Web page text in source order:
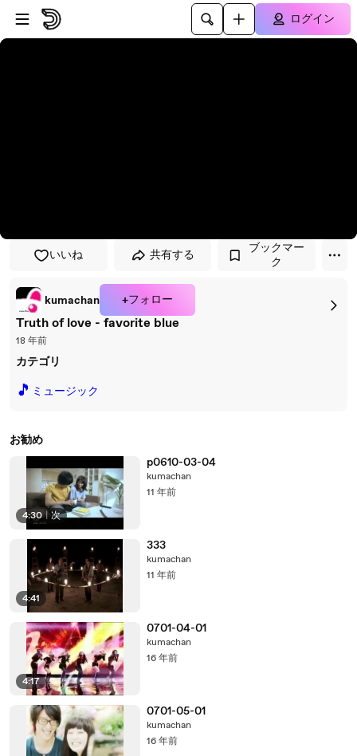
プレイヤーにスキップ
メインコンテンツにスキップ
ログイン
いいね 共有する
ブックマー
ク
kumachan +フォロー
Truth of love - favorite blue
18 年前
カテゴリ
🎵 ミュージック
お勧め
4:30 | 次
p0610-03-04
kumachan
11 年前
4:41
333
kumachan
11 年前
4:17
0701-04-01
kumachan
16 年前
0701-05-01
kumachan
16 年前